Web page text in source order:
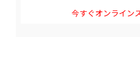
今すぐオンライン